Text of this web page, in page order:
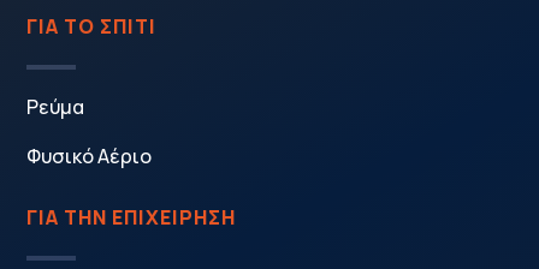
ΓΙΑ ΤΟ ΣΠΙΤΙ
Ρεύμα
Φυσικό Αέριο
ΓΙΑ ΤΗΝ ΕΠΙΧΕΙΡΗΣΗ